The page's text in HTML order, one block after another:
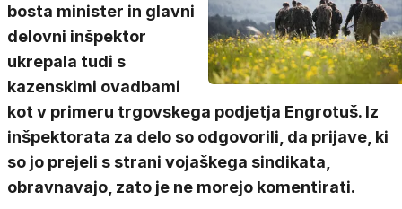
bosta minister in glavni
delovni inšpektor
ukrepala tudi s
kazenskimi ovadbami
kot v primeru trgovskega podjetja Engrotuš. Iz
inšpektorata za delo so odgovorili, da prijave, ki
so jo prejeli s strani vojaškega sindikata,
obravnavajo, zato je ne morejo komentirati.